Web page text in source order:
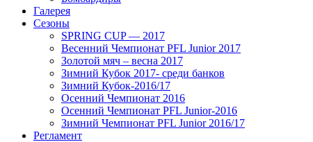
Галерея
Сезоны
SPRING CUP — 2017
Весенний Чемпионат PFL Junior 2017
Золотой мяч – весна 2017
Зимний Кубок 2017- среди банков
Зимний Кубок-2016/17
Осенний Чемпионат 2016
Осенний Чемпионат PFL Junior-2016
Зимний Чемпионат PFL Junior 2016/17
Регламент